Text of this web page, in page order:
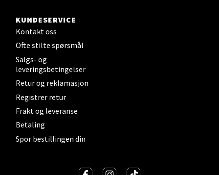
KUNDESERVICE
Kontakt oss
Ofte stilte spørsmål
Salgs- og
leveringsbetingelser
Retur og reklamasjon
Registrer retur
Frakt og leveranse
Betaling
Spor bestillingen din
Oslo - Thon Senter Storo
Vitaminveien 7 - 9, 0485 Oslo
Åpent i dag 10-19
Lillehammer - Strandtorget